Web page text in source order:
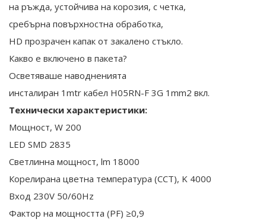
на ръжда, устойчива на корозия, с четка,
сребърна повърхностна обработка,
HD прозрачен капак от закалено стъкло.
Какво е включено в пакета?
Осветяваше наводненията
инсталиран 1mtr кабел H05RN-F 3G 1mm2 вкл.
Технически характеристики:
Мощност, W 200
LED SMD 2835
Светлинна мощност, lm 18000
Корелирана цветна температура (CCT), K 4000
Вход 230V 50/60Hz
Фактор на мощността (PF) ≥0,9